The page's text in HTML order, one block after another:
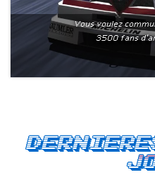
Vous voulez
3500 fans